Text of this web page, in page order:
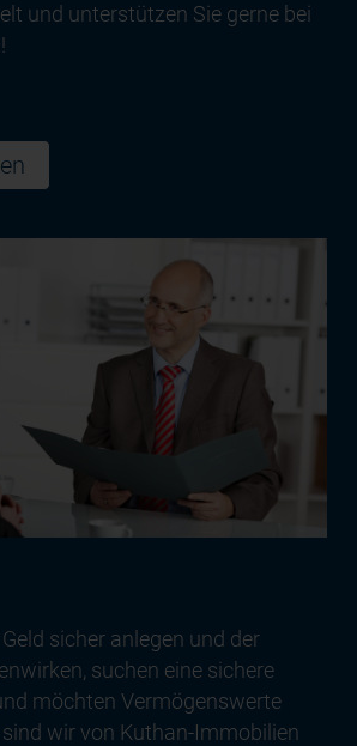
und unterstützen Sie gerne bei
sicher anlegen und der
suchen eine sichere
möchten Vermögenswerte
wir von Kuthan-Immobilien